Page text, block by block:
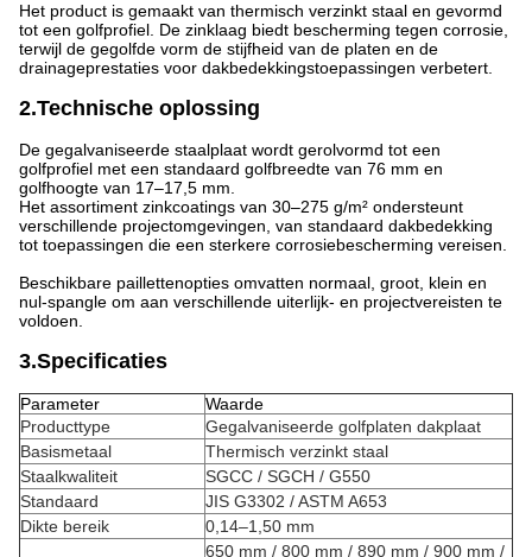
Het product is gemaakt van thermisch verzinkt staal en gevormd
tot een golfprofiel. De zinklaag biedt bescherming tegen corrosie,
terwijl de gegolfde vorm de stijfheid van de platen en de
drainageprestaties voor dakbedekkingstoepassingen verbetert.
2.Technische oplossing
De gegalvaniseerde staalplaat wordt gerolvormd tot een
golfprofiel met een standaard golfbreedte van 76 mm en
golfhoogte van 17–17,5 mm.
Het assortiment zinkcoatings van 30–275 g/m² ondersteunt
verschillende projectomgevingen, van standaard dakbedekking
tot toepassingen die een sterkere corrosiebescherming vereisen.
Beschikbare paillettenopties omvatten normaal, groot, klein en
nul-spangle om aan verschillende uiterlijk- en projectvereisten te
voldoen.
3.Specificaties
Parameter
Waarde
Producttype
Gegalvaniseerde golfplaten dakplaat
Basismetaal
Thermisch verzinkt staal
Staalkwaliteit
SGCC / SGCH / G550
Standaard
JIS G3302 / ASTM A653
Dikte bereik
0,14–1,50 mm
650 mm / 800 mm / 890 mm / 900 mm /